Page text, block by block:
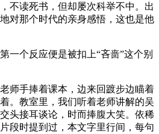
不读死书，但却屡次科举不中。出
对那个时代的亲身感悟，这也是他
一个反应便是被扣上“吝啬”这个别
师手捧着课本，边来回踱步边瞄着
。教室里，我们听着老师讲解的吴
头接耳谈论，时而捧腹大笑。依稀
段时提到过，本文字里行间，每句